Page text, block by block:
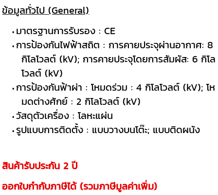
ข้อมูลทั่วไป (General)
มาตรฐานการรับรอง : CE
การป้องกันไฟฟ้าสถิต : การคายประจุผ่านอากาศ: 8
กิโลโวลต์ (kV); การคายประจุโดยการสัมผัส: 6 กิโล
โวลต์ (kV)
การป้องกันฟ้าผ่า : โหมดร่วม : 4 กิโลโวลต์ (kV); โห
มดต่างศักย์ : 2 กิโลโวลต์ (kV)
วัสดุตัวเครื่อง : โลหะแผ่น
รูปแบบการติดตั้ง : แบบวางบนโต๊ะ; แบบติดผนัง
สินค้ารับประกัน 2 ปี
ออกใบกำกับภาษีได้ (รวมภาษีมูลค่าเพิ่ม)